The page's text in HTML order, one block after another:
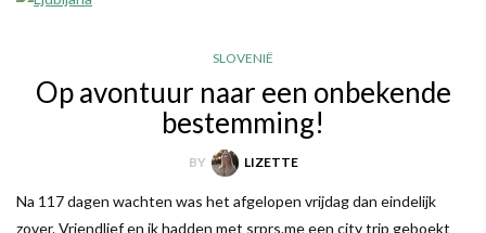
SLOVENIË
Op avontuur naar een onbekende
bestemming!
BY LIZETTE
Na 117 dagen wachten was het afgelopen vrijdag dan eindelijk
zover. Vriendlief en ik hadden met srprs.me een city trip geboekt